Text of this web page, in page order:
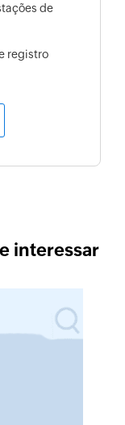
de
registro
interessar